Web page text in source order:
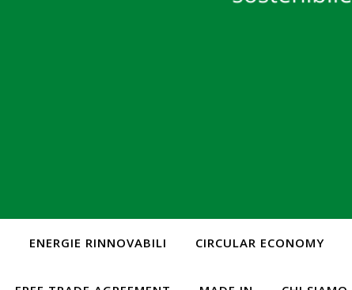
ENERGIE RINNOVABILI CIRCULAR ECONOMY